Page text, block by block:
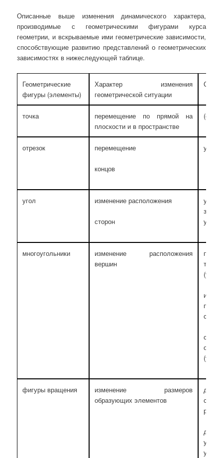
Описанные выше изменения динамического характера,
производимые с геометрическими фигурами курса
геометрии, и вскрываемые ими геометрические зависимости,
способствующие развитию представлений о геометрических
зависимостях в нижеследующей таблице.
Геометрические
фигуры (элементы)
Характер изменения
геометрической ситуации
точка
перемещение по прямой на
плоскости и в пространстве
отрезок перемещение
концов
угол изменение расположения
сторон
угла
многоугольники
изменение расположения
вершин
при
с
фигуры вращения
изменение размеров
образующих элементов
с